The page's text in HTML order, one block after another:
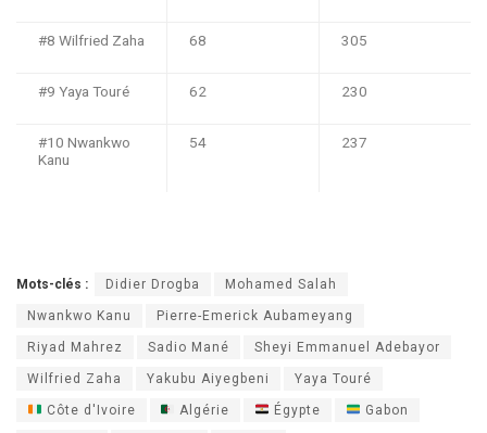
#8 Wilfried Zaha 68 305
#9 Yaya Touré 62 230
#10 Nwankwo
Kanu
54 237
Mots-clés : Didier Drogba Mohamed Salah
Nwankwo Kanu Pierre-Emerick Aubameyang
Riyad Mahrez Sadio Mané Sheyi Emmanuel Adebayor
Wilfried Zaha Yakubu Aiyegbeni Yaya Touré
Côte d'Ivoire Algérie Égypte Gabon